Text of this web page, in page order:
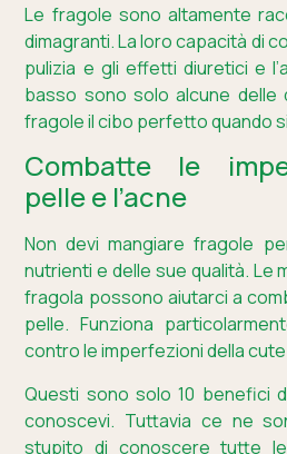
Le fragole sono altamente
dimagranti. La loro capacità di
pulizia e gli effetti diuretici e
basso sono solo alcune delle
fragole il cibo perfetto quando
Combatte le
pelle e l’acne
Non devi mangiare fragole
nutrienti e delle sue qualità. Le
fragola possono aiutarci a
pelle. Funziona
contro le imperfezioni della cute
Questi sono solo 10 benefici
conoscevi. Tuttavia ce ne
stupito di conoscere tutte